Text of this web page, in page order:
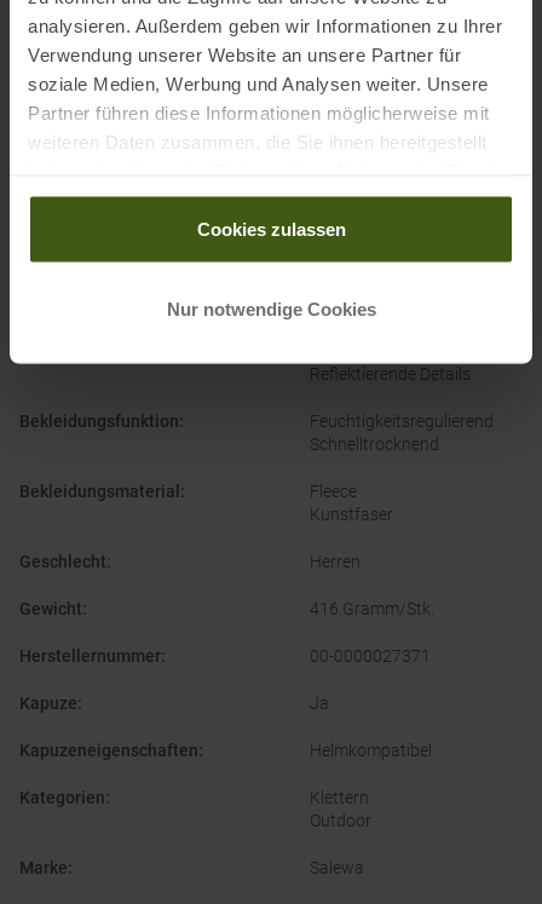
analysieren. Außerdem geben wir Informationen zu Ihrer
Verwendung unserer Website an unsere Partner für
soziale Medien, Werbung und Analysen weiter. Unsere
Partner führen diese Informationen möglicherweise mit
weiteren Daten zusammen, die Sie ihnen bereitgestellt
gesammelt haben.
Cookies zulassen
Nur notwendige Cookies
Partner von
Reflektierende Details
Bekleidungsfunktion:
Feuchtigkeitsregulierend
Schnelltrocknend
Bekleidungsmaterial :
Fleece
Kunstfaser
Geschlecht: Herren
Gewicht: 416 Gramm/Stk.
Herstellernummer: 00-0000027371
Kapuze: Ja
Kapuzeneigenschaften: Helmkompatibel
Kategorien:
Klettern
Outdoor
Marke: Salewa